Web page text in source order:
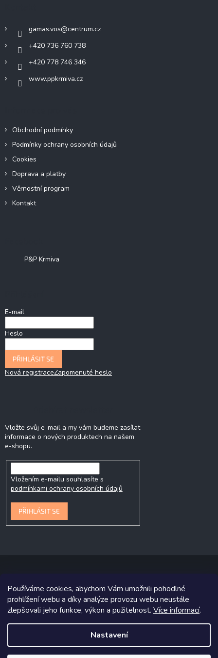
Používáme cookies, abychom Vám umožnili pohodlné
prohlížení webu a díky analýze provozu webu neustále
zlepšovali jeho funkce, výkon a pužitelnost. Více informací.
Nastavení
gamas.vos@centrum.cz
+420 736 760 738
+420 778 746 346
www.ppkrmiva.cz
Obchodní podmínky
Podmínky ochrany osobních údajů
Cookies
Doprava a platby
Věrnostní program
Kontakt
P&P Krmiva
E-mail
Heslo
PŘIHLÁSIT SE
Nová registraceZapomenuté heslo
Vložte svůj e-mail a my vám budeme zasílat
informace o nových produktech na našem
e-shopu.
Vložením e-mailu souhlasíte s
podmínkami ochrany osobních údajů
PŘIHLÁSIT SE
Copyright 2026P&P Krmiva. Všechna práva vyhrazena.
Grafický návrh vytvořil a na Shoptet implementoval Tomáš Hlad
Shoptetak.cz.